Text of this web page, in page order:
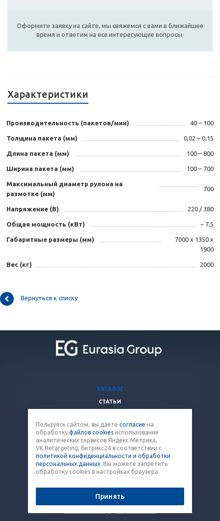
Оформите заявку на сайте, мы свяжемся с вами в ближайшее
время и ответим на все интересующие вопросы.
Характеристики
Производительность (пакетов/мин) 40 – 100
Толщина пакета (мм) 0,02 – 0,15
Длина пакета (мм) 100 – 800
Ширина пакета (мм) 100 – 700
Максимальный диаметр рулона на
размотке (мм)
700
Напряжение (В) 220 / 380
Общая мощность (кВт) ~ 7,5
Габаритные размеры (мм)
7000 х 1350 х
1900
Вес (кг) 2000
Вернуться к списку
© 2026 Все права защищены.
КАТАЛОГ
СТАТЬИ
КОМПАНИЯ
КОНТАКТЫ
8 (800) 707-12-53
paket@eq-mail.ru
Пользуясь сайтом, вы даете согласие на
обработку файлов cookies использование
аналитических сервисов Яндекс Метрика,
VK.Retargeting, Битрикс24 в соответствии с
политикой конфиденциальности и обработки
персональных данных. Вы можете запретить
обработку cookies в настройках браузера.
Принять